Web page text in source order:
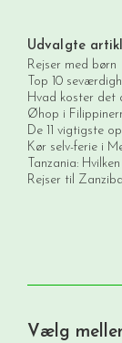
Udvalgte
Rejser med børn
Top 10
Hvad koster det
Øhop i
De 11 vigtigste
Kør selv-ferie i
Tanzania:
Rejser til
Vælg